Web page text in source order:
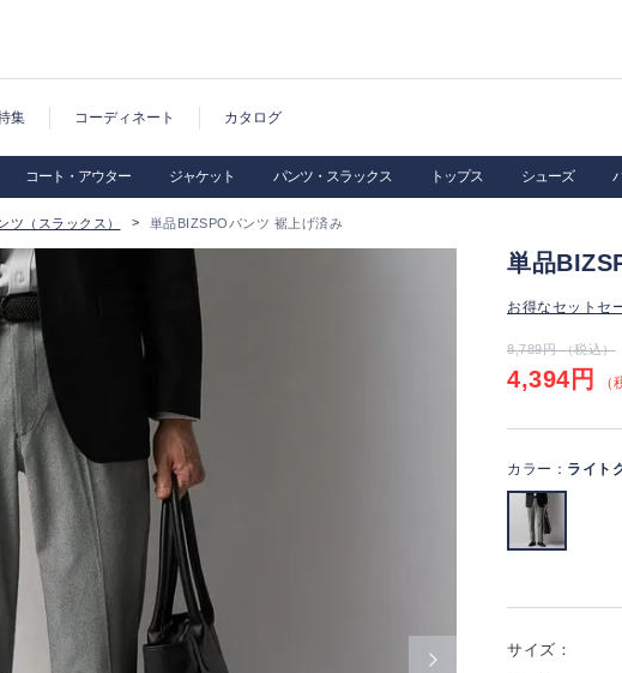
集 コーディネート カタログ
コート・アウター ジャケット パンツ・スラックス トップス シューズ
ツ（スラックス） 単品BIZSPOパンツ 裾上げ済み
単品
お得なセットセ
8,789円 （税込）
4,394円 （
カラー： ライト
サイズ：